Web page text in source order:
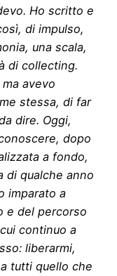
Ho scritto e
di impulso,
una scala,
di collecting.
avevo
stessa, di far
dire. Oggi,
dopo
a fondo,
di qualche anno
imparato a
e del percorso
continuo a
liberarmi,
tutti quello che